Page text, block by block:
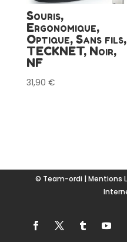
Souris,
Ergonomique,
Optique, Sans fils,
TECKNET, Noir,
NF
31,90 €
© Team-ordi | Mentions